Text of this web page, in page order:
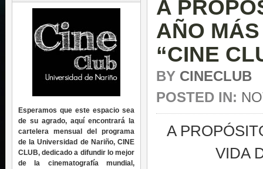
A
AÑO
“CINE
BY CINECLUB
POSTED IN:
A
VIDA
Esperamos que este espacio sea
de su agrado, aquí encontrará la
cartelera mensual del programa
de la Universidad de Nariño, CINE
CLUB, dedicado a difundir lo mejor
de la cinematografía mundial,